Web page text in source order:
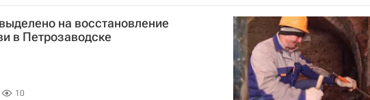
на восстановление
в Петрозаводске
10